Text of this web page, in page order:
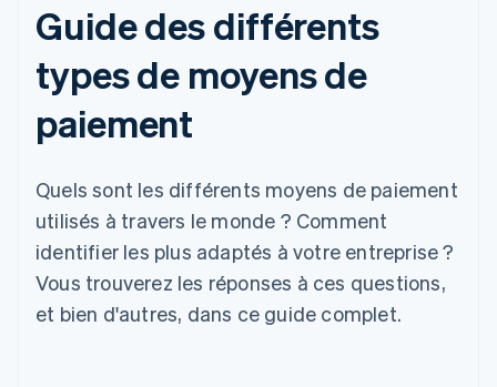
Guide des différents
types de moyens de
paiement
Quels sont les différents moyens de paiement
utilisés à travers le monde ? Comment
identifier les plus adaptés à votre entreprise ?
Vous trouverez les réponses à ces questions,
et bien d'autres, dans ce guide complet.